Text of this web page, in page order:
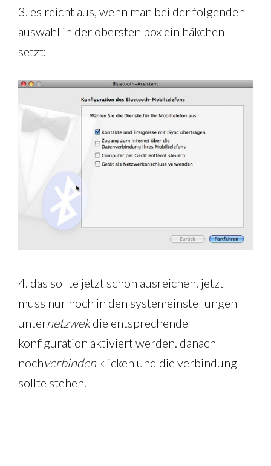
3. es reicht aus, wenn man bei der folgenden
auswahl in der obersten box ein häkchen
setzt:
4. das sollte jetzt schon ausreichen. jetzt
muss nur noch in den systemeinstellungen
unternetzwekdie entsprechende
konfiguration aktiviert werden. danach
nochverbindenklicken und die verbindung
sollte stehen.